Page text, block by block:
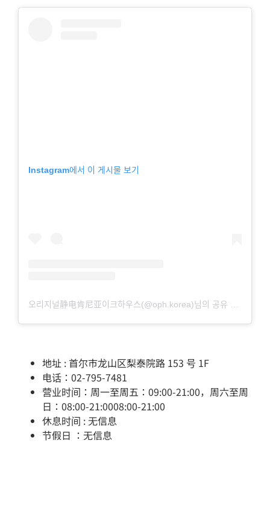
Instagram에서 이 게시물 보기
地址 : 首尔市龙山区梨泰院路 153 号 1F
电话：02-795-7481
营业时间：周一至周五：09:00-21:00，周六至周
日：08:00-21:0008:00-21:00
休息时间 : 无信息
节假日 ：无信息